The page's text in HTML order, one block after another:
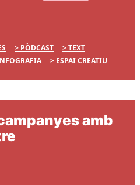
PÒDCAST
TEXT
ESPAI CREATIU
amb